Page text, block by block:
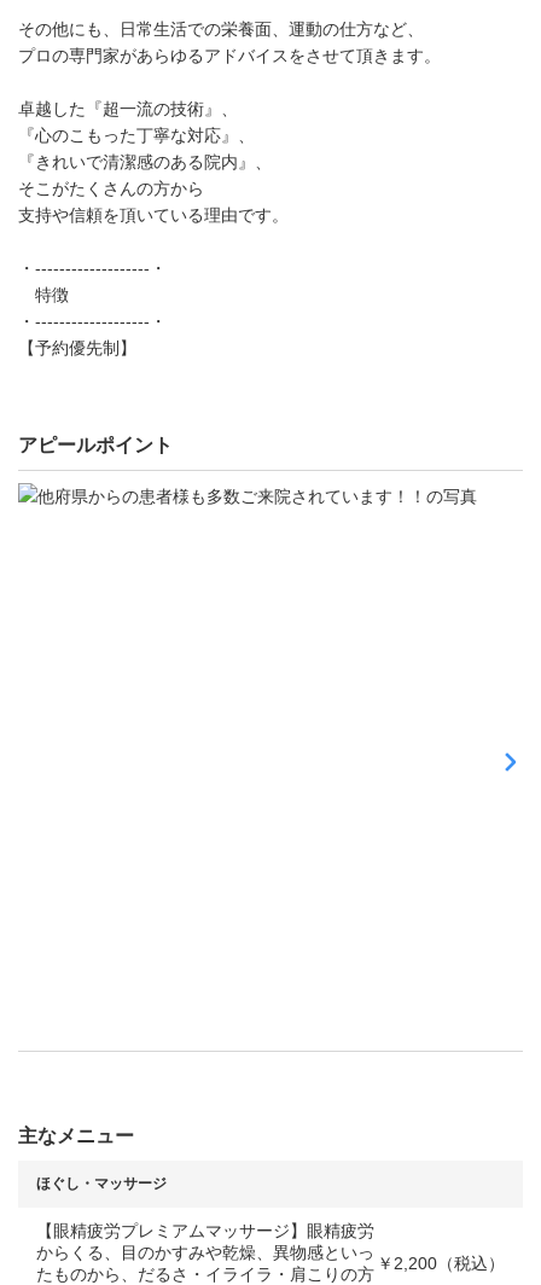
その他にも、日常生活での栄養面、運動の仕方など、
プロの専門家があらゆるアドバイスをさせて頂きます。
卓越した『超一流の技術』、
『心のこもった丁寧な対応』、
『きれいで清潔感のある院内』、
そこがたくさんの方から
支持や信頼を頂いている理由です。
・-------------------・
特徴
・-------------------・
【予約優先制】
アピールポイント
数
主なメニュー
ほぐし・マッサージ
【眼精疲労プレミアムマッサージ】眼精疲労
からくる、目のかすみや乾燥、異物感といっ
たものから、だるさ・イライラ・肩こりの方
￥2,200（税込）